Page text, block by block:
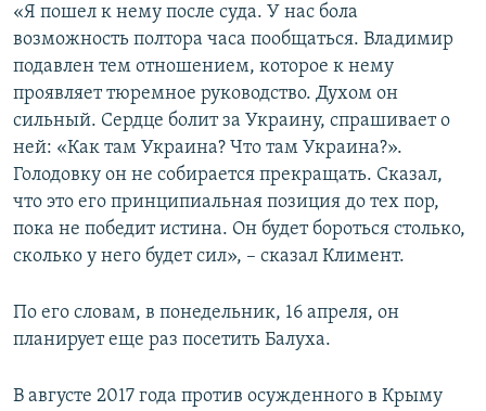
КРЫМ.НЕПОКОРЕННЫЙ
УКРАИНСКАЯ ПРОБЛЕМА КРЫМА
Все сайты RFE/RL
«Я пошел к нему после суда. У нас бола
возможность полтора часа пообщаться. Владимир
подавлен тем отношением, которое к нему
проявляет тюремное руководство. Духом он
сильный. Сердце болит за Украину, спрашивает о
ней: «Как там Украина? Что там Украина?».
Голодовку он не собирается прекращать. Сказал,
что это его принципиальная позиция до тех пор,
пока не победит истина. Он будет бороться столько,
сколько у него будет сил», – сказал Климент.
По его словам, в понедельник, 16 апреля, он
планирует еще раз посетить Балуха.
В августе 2017 года против осужденного в Крыму